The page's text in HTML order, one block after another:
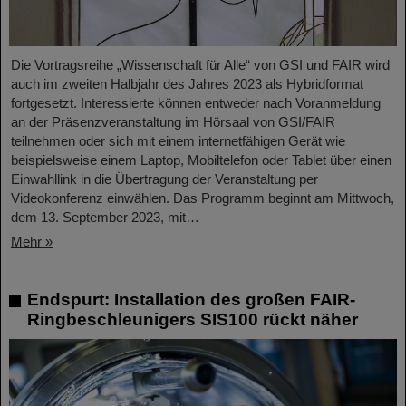
Die Vortragsreihe „Wissenschaft für Alle“ von GSI und FAIR wird
auch im zweiten Halbjahr des Jahres 2023 als Hybridformat
fortgesetzt. Interessierte können entweder nach Voranmeldung
an der Präsenzveranstaltung im Hörsaal von GSI/FAIR
teilnehmen oder sich mit einem internetfähigen Gerät wie
beispielsweise einem Laptop, Mobiltelefon oder Tablet über einen
Einwahllink in die Übertragung der Veranstaltung per
Videokonferenz einwählen. Das Programm beginnt am Mittwoch,
dem 13. September 2023, mit…
Mehr »
Endspurt: Installation des großen FAIR-
Ringbeschleunigers SIS100 rückt näher